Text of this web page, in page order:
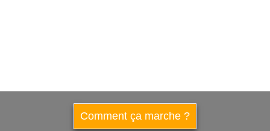
Comment ça marche ?